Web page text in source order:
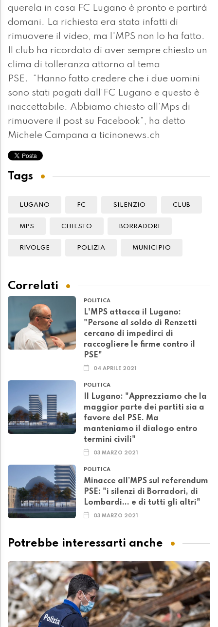
querela in casa FC Lugano è pronto e partirà
domani. La richiesta era stata infatti di
rimuovere il video, ma l'MPS non lo ha fatto.
Il club ha ricordato di aver sempre chiesto un
clima di tolleranza attorno al tema
PSE. “Hanno fatto credere che i due uomini
sono stati pagati dall’FC Lugano e questo è
inaccettabile. Abbiamo chiesto all’Mps di
rimuovere il post su Facebook”, ha detto
Michele Campana a ticinonews.ch
Tags
LUGANO FC SILENZIO CLUB
MPS CHIESTO BORRADORI
RIVOLGE POLIZIA MUNICIPIO
Correlati
POLITICA
L'MPS attacca il Lugano:
"Persone al soldo di Renzetti
cercano di impedirci di
raccogliere le firme contro il
PSE"
04 APRILE 2021
POLITICA
Il Lugano: "Apprezziamo che la
maggior parte dei partiti sia a
favore del PSE. Ma
manteniamo il dialogo entro
termini civili"
03 MARZO 2021
POLITICA
Minacce all’MPS sul referendum
PSE: "i silenzi di Borradori, di
Lombardi... e di tutti gli altri"
03 MARZO 2021
Potrebbe interessarti anche